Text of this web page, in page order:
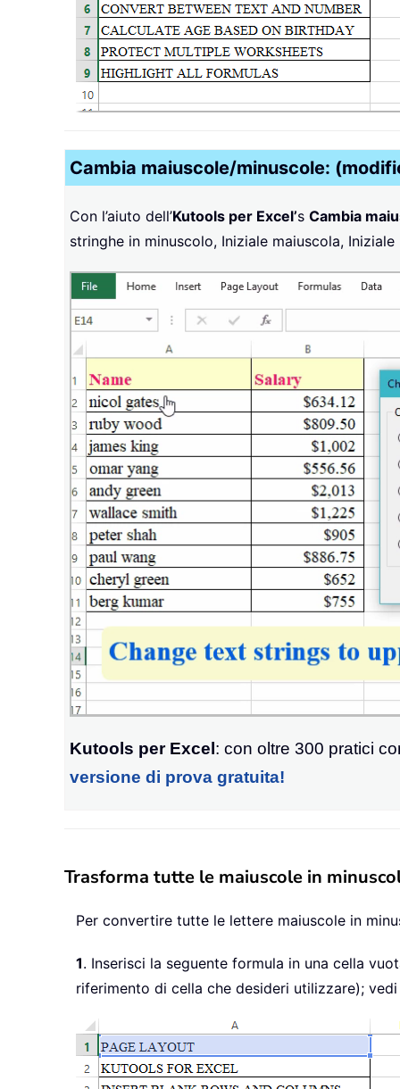
Cambia maiuscole/minuscole:
Con l’aiuto dell’Kutools per Excel’s Cambia
stringhe in minuscolo, Iniziale maiuscola,
Kutools per Excel : con oltre 300 pratici
versione di prova gratuita!
Trasforma tutte le maiuscole in
Per convertire tutte le lettere maiuscole in
1. Inserisci la seguente formula in una cella
riferimento di cella che desideri utilizzare);